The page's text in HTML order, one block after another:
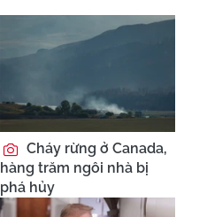
Cháy rừng ở Canada,
hàng trăm ngôi nhà bị
phá hủy